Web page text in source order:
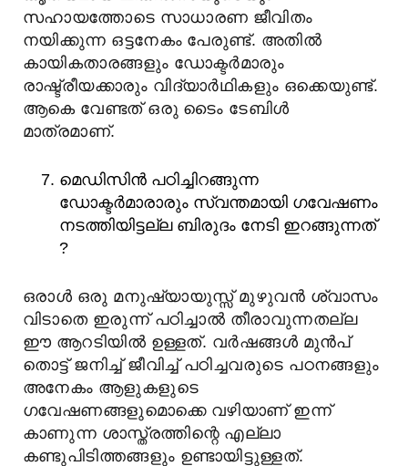
സഹായത്തോടെ സാധാരണ ജീവിതം
നയിക്കുന്ന ഒട്ടനേകം പേരുണ്ട്. അതിൽ
കായികതാരങ്ങളും ഡോക്ടർമാരും
രാഷ്ട്രീയക്കാരും വിദ്യാർഥികളും ഒക്കെയുണ്ട്.
ആകെ വേണ്ടത് ഒരു ടൈം ടേബിൾ
മാത്രമാണ്.
മെഡിസിന്‍ പഠിച്ചിറങ്ങുന്ന
ഡോക്ടര്‍മാരാരും സ്വന്തമായി ഗവേഷണം
നടത്തിയിട്ടല്ല ബിരുദം നേടി ഇറങ്ങുന്നത്
?
ഒരാൾ ഒരു മനുഷ്യായുസ്സ് മുഴുവൻ ശ്വാസം
വിടാതെ ഇരുന്ന് പഠിച്ചാൽ തീരാവുന്നതല്ല
ഈ ആറടിയിൽ ഉള്ളത്. വർഷങ്ങൾ മുൻപ്
തൊട്ട് ജനിച്ച് ജീവിച്ച് പഠിച്ചവരുടെ പഠനങ്ങളും
അനേകം ആളുകളുടെ
ഗവേഷണങ്ങളുമൊക്കെ വഴിയാണ് ഇന്ന്
കാണുന്ന ശാസ്ത്രത്തിന്റെ എല്ലാ
കണ്ടുപിടിത്തങ്ങളും ഉണ്ടായിട്ടുള്ളത്.